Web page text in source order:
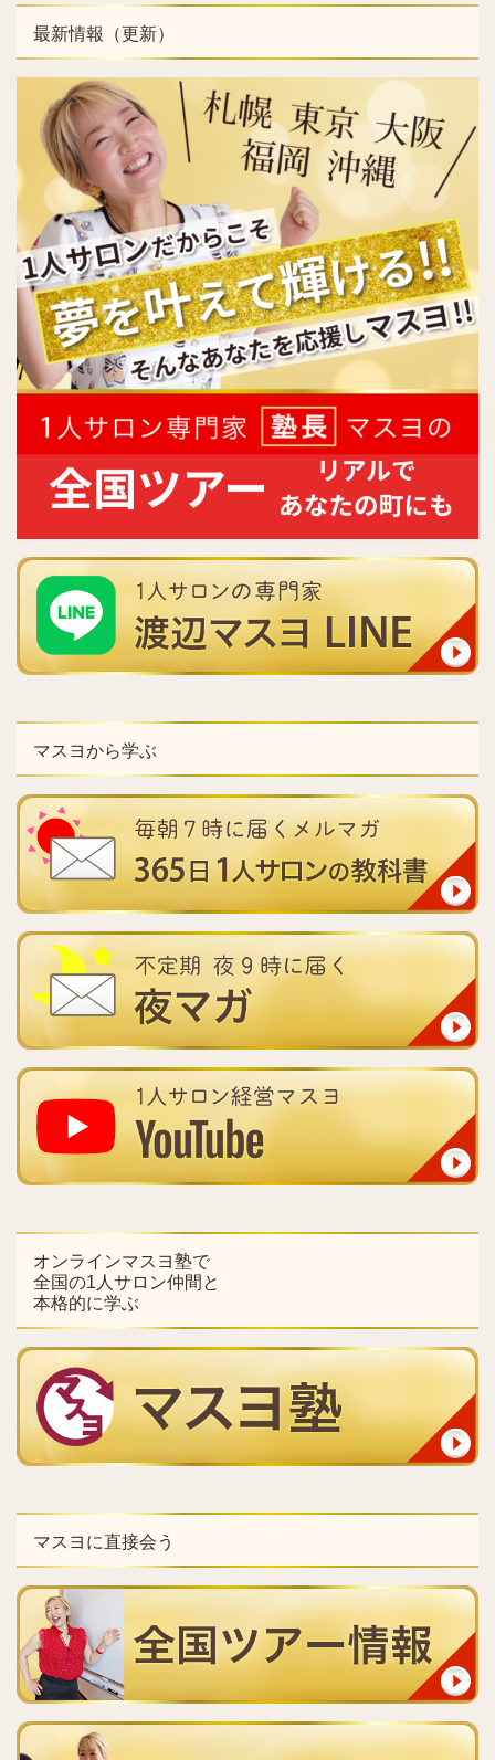
最新情報（更新）
マスヨから学ぶ
オンラインマスヨ塾で
全国の1人サロン仲間と
本格的に学ぶ
マスヨに直接会う